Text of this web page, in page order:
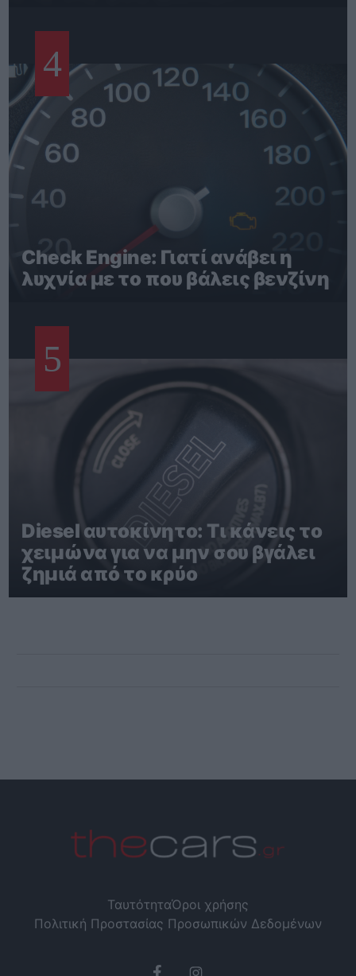
4
Check Engine: Γιατί ανάβει η
λυχνία με το που βάλεις βενζίνη
5
Diesel αυτοκίνητο: Τι κάνεις το
χειμώνα για να μην σου βγάλει
ζημιά από το κρύο
ΤαυτότηταΌροι χρήσης
Πολιτική Προστασίας Προσωπικών Δεδομένων